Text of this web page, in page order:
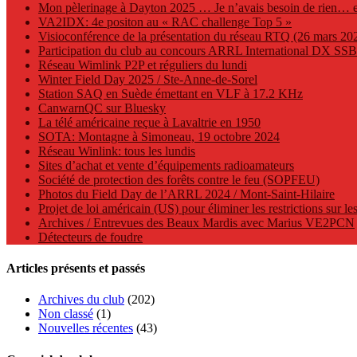
Mon pèlerinage à Dayton 2025 … Je n’avais besoin de rien…
VA2IDX: 4e positon au « RAC challenge Top 5 »
Visioconférence de la présentation du réseau RTQ (26 mars
Participation du club au concours ARRL International DX SSB
Réseau Wimlink P2P et réguliers du lundi
Winter Field Day 2025 / Ste-Anne-de-Sorel
Station SAQ en Suède émettant en VLF à 17.2 KHz
CanwarnQC sur Bluesky
La télé américaine reçue à Lavaltrie en 1950
SOTA: Montagne à Simoneau, 19 octobre 2024
Réseau Winlink: tous les lundis
Sites d’achat et vente d’équipements radioamateurs
Société de protection des forêts contre le feu (SOPFEU)
Photos du Field Day de l’ARRL 2024 / Mont-Saint-Hilaire
Projet de loi américain (US) pour éliminer les restrictions sur
Archives / Entrevues des Beaux Mardis avec Marius VE2PCN
Détecteurs de foudre
Articles présents et passés
Archives du club (202)
Non classé (1)
Nouvelles récentes (43)